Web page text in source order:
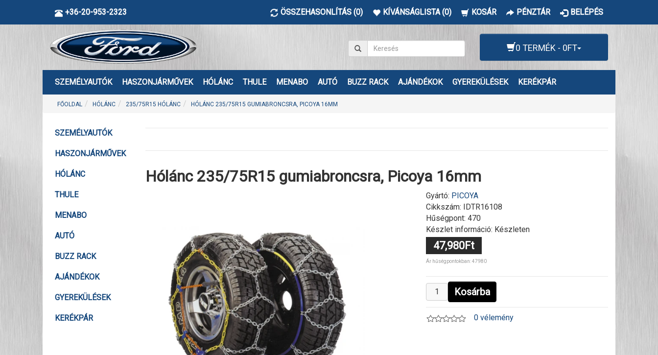
+36-20-953-2323 ÖSSZEHASONLÍTÁS (0) KÍVÁNSÁGLISTA (0) KOSÁR PÉNZTÁR BELÉPÉS
0 TERMÉK - 0FT
SZEMÉLYAUTÓK HASZONJÁRMŰVEK HÓLÁNC THULE MENABO AUTÓ BUZZ RACK AJÁNDÉKOK GYEREKÜLÉSEK KERÉKPÁR
FŐOLDAL HÓLÁNC 235/75R15 HÓLÁNC HÓLÁNC 235/75R15 GUMIABRONCSRA, PICOYA 16MM
SZEMÉLYAUTÓK
HASZONJÁRMŰVEK
HÓLÁNC
THULE
MENABO
AUTÓ
BUZZ RACK
AJÁNDÉKOK
GYEREKÜLÉSEK
KERÉKPÁR
Hólánc 235/75R15 gumiabroncsra, Picoya 16mm
Gyártó: PICOYA
Cikkszám:
IDTR16108
Hűségpont: 470
Készlet információ: Készleten
47,980Ft
Ár hűségpontokban: 47980
Kosárba
0 vélemény